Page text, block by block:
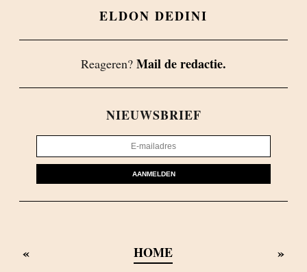
ELDON DEDINI
Reageren? Mail de redactie.
NIEUWSBRIEF
AANMELDEN
« HOME »